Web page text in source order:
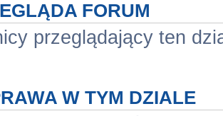
FORUM
przeglądający ten
W TYM DZIALE